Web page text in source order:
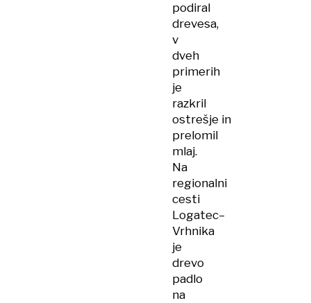
podiral
drevesa,
v
dveh
primerih
je
razkril
ostrešje in
prelomil
mlaj.
Na
regionalni
cesti
Logatec–
Vrhnika
je
drevo
padlo
na